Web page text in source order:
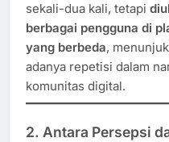
sekali-dua kali, tetapi
berbagai pengguna di
yang berbeda,
adanya repetisi dalam
komunitas digital.
2. Antara Persepsi